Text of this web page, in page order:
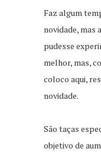
Faz algum
novidade, mas
pudesse
melhor, mas,
coloco aqui,
novidade.
São taças
objetivo de